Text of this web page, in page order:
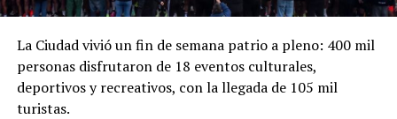
La Ciudad vivió un fin de semana patrio a pleno: 400 mil
personas disfrutaron de 18 eventos culturales,
deportivos y recreativos, con la llegada de 105 mil
turistas.